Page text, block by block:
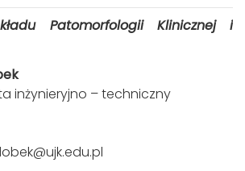
Patomorfologii Klinicznej i
inżynieryjno – techniczny